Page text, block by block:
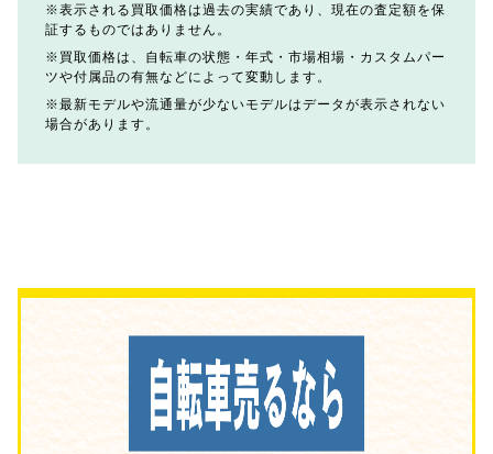
表示される買取価格は過去の実績であり、現在の査定額を保
証するものではありません。
買取価格は、自転車の状態・年式・市場相場・カスタムパー
ツや付属品の有無などによって変動します。
最新モデルや流通量が少ないモデルはデータが表示されない
場合があります。